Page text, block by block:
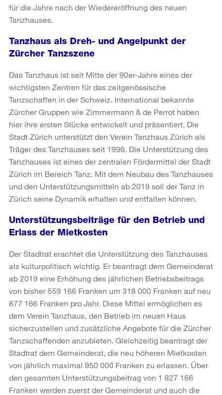
für die Jahre nach der Wiedereröffnung des neuen
Tanzhauses.
Tanzhaus als Dreh- und Angelpunkt der
Zürcher Tanzszene
Das Tanzhaus ist seit Mitte der 90er-Jahre eines der
wichtigsten Zentren für das zeitgenössische
Tanzschaffen in der Schweiz. International bekannte
Zürcher Gruppen wie Zimmermann & de Perrot haben
hier ihre ersten Stücke entwickelt und präsentiert. Die
Stadt Zürich unterstützt den Verein Tanzhaus Zürich als
Träger des Tanzhauses seit 1996. Die Unterstützung des
Tanzhauses ist eines der zentralen Fördermittel der Stadt
Zürich im Bereich Tanz. Mit dem Neubau des Tanzhauses
und den Unterstützungsmitteln ab 2019 soll der Tanz in
Zürich seine Dynamik erhalten und entfalten können.
Unterstützungsbeiträge für den Betrieb und
Erlass der Mietkosten
Der Stadtrat erachtet die Unterstützung des Tanzhauses
als kulturpolitisch wichtig. Er beantragt dem Gemeinderat
ab 2019 eine Erhöhung des jährlichen Betriebsbeitrags
von bisher 559 166 Franken um 318 000 Franken auf neu
877 166 Franken pro Jahr. Diese Mittel ermöglichen es
dem Verein Tanzhaus, den Betrieb im neuen Haus
sicherzustellen und zusätzliche Angebote für die Zürcher
Tanzschaffenden anzubieten. Gleichzeitig beantragt der
Stadtrat dem Gemeinderat, die neu höheren Mietkosten
von jährlich maximal 950 000 Franken zu erlassen. Über
den gesamten Unterstützungsbeitrag von 1 827 166
Franken werden zuerst der Gemeinderat und auch die